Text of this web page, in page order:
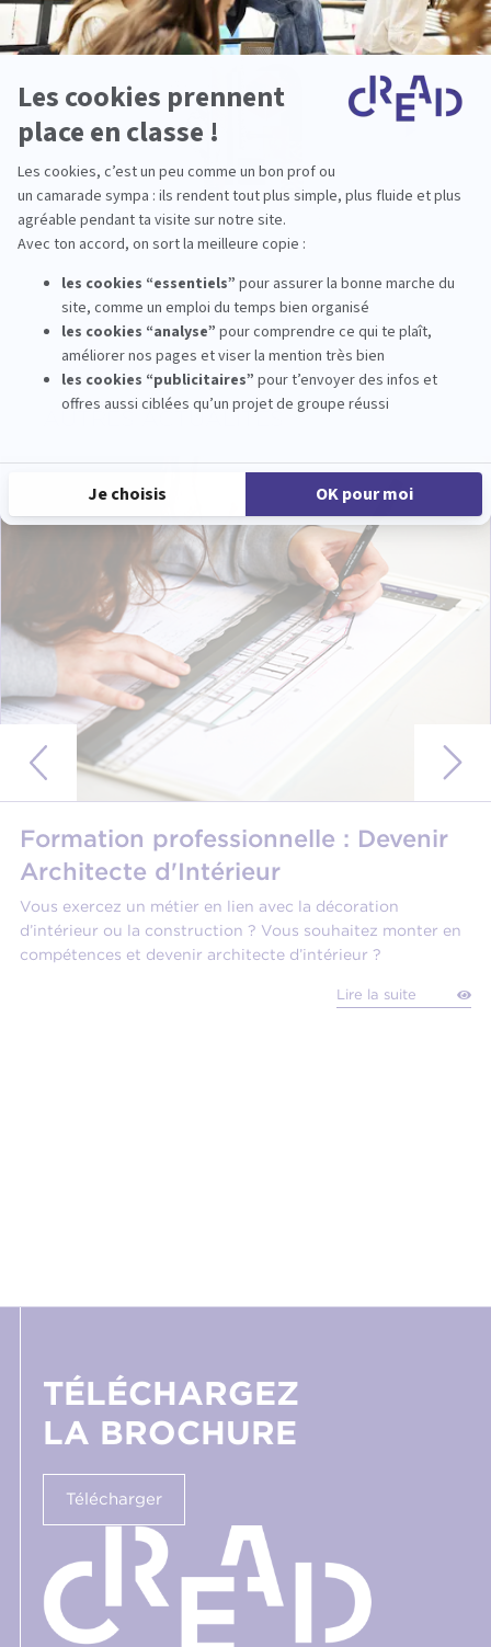
AUTRES ACTUALITÉS
Formation professionnelle : Devenir
Architecte d'Intérieur
Vous exercez un métier en lien avec la décoration
d’intérieur ou la construction ? Vous souhaitez monter en
compétences et devenir architecte d’intérieur ?
Lire la suite
TÉLÉCHARGEZ
LA BROCHURE
Télécharger